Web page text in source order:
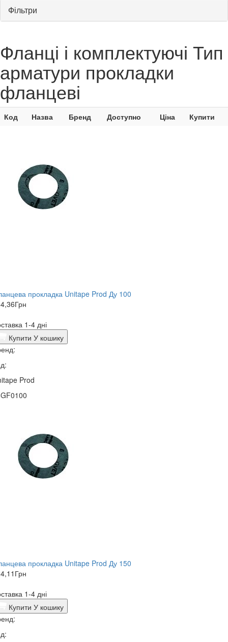
Фільтри
Фланці і комплектуючі Тип
арматури прокладки
фланцеві
Код Назва Бренд Доступно Ціна Купити
прокладка Unitape Prod Ду 100
Грн
1-4 дні
Купити У кошику
Prod
прокладка Unitape Prod Ду 150
Грн
1-4 дні
Купити У кошику